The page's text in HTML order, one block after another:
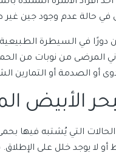
في حالة عدم وجود جين غير
المرضى من نوبات من
أو الصدمة أو التمارين
الأبيض
التي يُشتبه فيها